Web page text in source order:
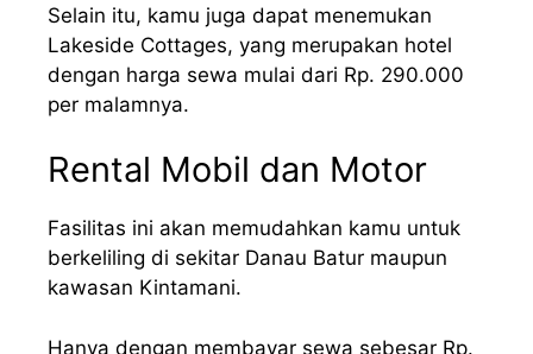
Selain itu, kamu juga dapat menemukan
Lakeside Cottages, yang merupakan hotel
dengan harga sewa mulai dari Rp. 290.000
per malamnya.
Rental Mobil dan Motor
Fasilitas ini akan memudahkan kamu untuk
berkeliling di sekitar Danau Batur maupun
kawasan Kintamani.
Hanya dengan membayar sewa sebesar Rp.